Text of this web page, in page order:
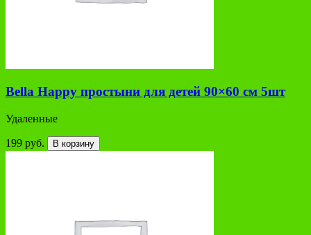
Bella Happy простыни для детей 90×60 см 5шт
Удаленные
199 руб. В корзину